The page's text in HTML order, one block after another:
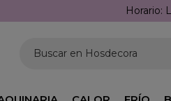
Horario:
Buscar en Hosdecora